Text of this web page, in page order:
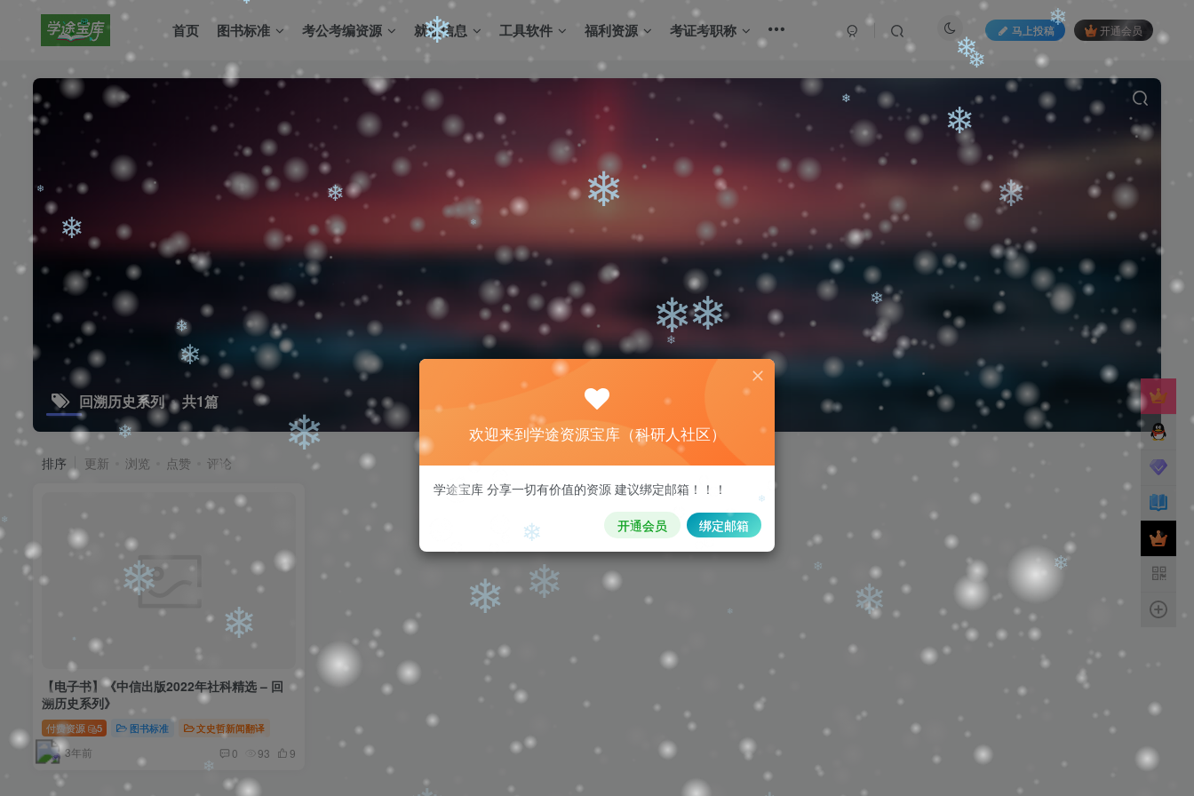
首页 图书标准 考公考编资源 就业信息 工具软件 福利资源 考证考职称 马上投稿 开通会员
回溯历史系列 共1篇
排序 更新 浏览 点赞 评论
【电子书】《中信出版2022年社科精选 – 回
溯历史系列》
付费资源 5 图书标准 文史哲新闻翻译
3年前 0 93 9
欢迎来到学途资源宝库（科研人社区）
学途宝库 分享一切有价值的资源 建议绑定邮箱！！！
开通会员 绑定邮箱
❄ ❄
❄
❄
❄
❄
❄
❄
❄ ❄
❄ ❄
❄
❄
❄
❄
❄
❄
❄
❄ ❄